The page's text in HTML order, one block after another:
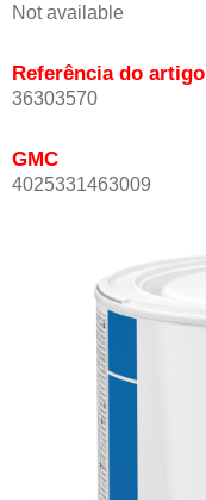
Not available
Referência do artigo
36303570
GMC
4025331463009